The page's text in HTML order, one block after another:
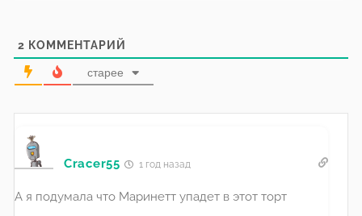
2 КОММЕНТАРИЙ
старее
Cracer55 1 год назад
А я подумала что Маринетт упадет в этот торт